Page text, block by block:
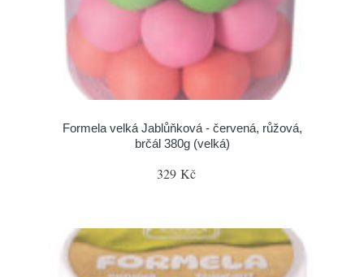
Formela velká Jablůňková - červená, růžová,
brčál 380g (velká)
329 Kč